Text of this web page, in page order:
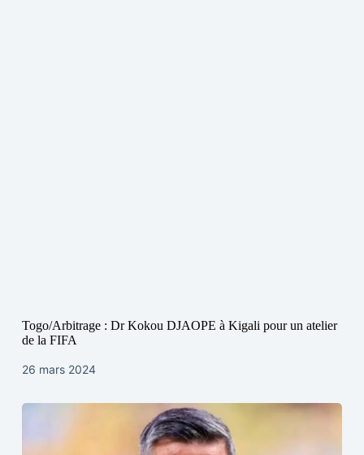
Togo/Arbitrage : Dr Kokou DJAOPE à Kigali pour un atelier
de la FIFA
26 mars 2024